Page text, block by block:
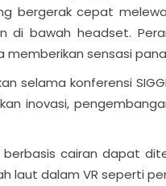
bergerak cepat
di bawah headset.
sensasi
selama konferensi
inovasi,
cairan dapat
laut dalam VR seperti